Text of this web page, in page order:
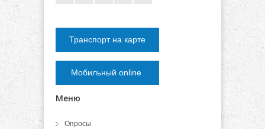
Транспорт на карте
Мобильный online
Меню
Опросы